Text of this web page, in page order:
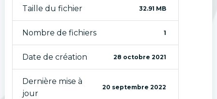
Taille du fichier 32.91 MB
Nombre de fichiers 1
Date de création 28 octobre 2021
Dernière mise à
jour
20 septembre 2022